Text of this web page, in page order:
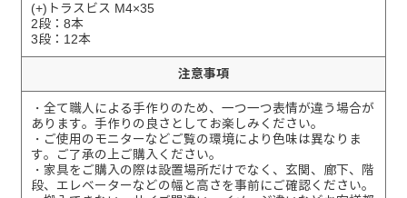
(+)トラスビス M4×35
2段：8本
3段：12本
注意事項
・全て職人による手作りのため、一つ一つ表情が違う場合が
あります。手作りの良さとしてお楽しみください。
・ご使用のモニターなどご覧の環境により色味は異なりま
す。ご了承の上ご購入ください。
・家具をご購入の際は設置場所だけでなく、玄関、廊下、階
段、エレベーターなどの幅と高さを事前にご確認ください。